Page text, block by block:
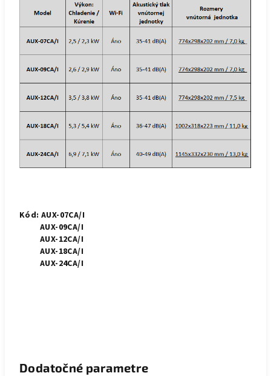
Kód: AUX-07CA/I
AUX-09CA/I
AUX-12CA/I
AUX-18CA/I
AUX-24CA/I
Dodatočné parametre